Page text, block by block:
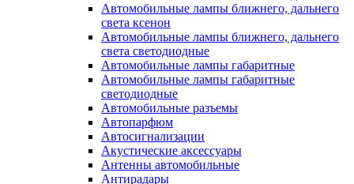
Автомобильные лампы ближнего, дальнего
света ксенон
Автомобильные лампы ближнего, дальнего
света светодиодные
Автомобильные лампы габаритные
Автомобильные лампы габаритные
светодиодные
Автомобильные разъемы
Автопарфюм
Автосигнализации
Акустические аксессуары
Антенны автомобильные
Антирадары